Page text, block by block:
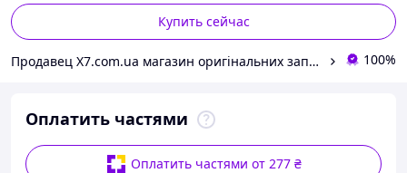
Купить сейчас
Продавец Х7.com.ua магазин оригінальних запчастин до ваших пристроїв 100%
Оплатить частями
Оплатить частями от 277 ₴